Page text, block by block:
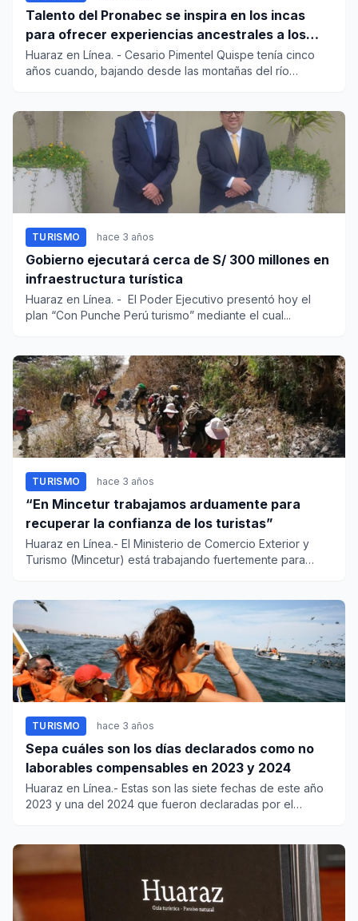
Talento del Pronabec se inspira en los incas
para ofrecer experiencias ancestrales a los
turistas
Huaraz en Línea. - Cesario Pimentel Quispe tenía cinco
años cuando, bajando desde las montañas del río
TURISMO hace 3 años
Gobierno ejecutará cerca de S/ 300 millones en
infraestructura turística
Huaraz en Línea. - El Poder Ejecutivo presentó hoy el
plan “Con Punche Perú turismo” mediante el cual...
TURISMO hace 3 años
“En Mincetur trabajamos arduamente para
recuperar la confianza de los turistas”
Huaraz en Línea.- El Ministerio de Comercio Exterior y
Turismo (Mincetur) está trabajando fuertemente para
TURISMO hace 3 años
Sepa cuáles son los días declarados como no
laborables compensables en 2023 y 2024
Huaraz en Línea.- Estas son las siete fechas de este año
2023 y una del 2024 que fueron declaradas por el